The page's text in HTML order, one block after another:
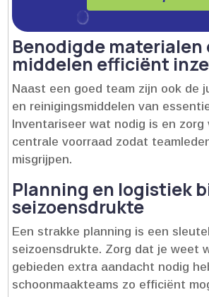
Benodigde materialen
middelen efficiënt
Naast een goed team zijn ook de
en reinigingsmiddelen van
Inventariseer wat nodig is en zorg
centrale voorraad zodat
misgrijpen.​
Planning en logistiek
seizoensdrukte
Een strakke planning is een
seizoensdrukte.​ Zorg dat je weet
gebieden extra aandacht nodig
schoonmaakteams zo efficiënt